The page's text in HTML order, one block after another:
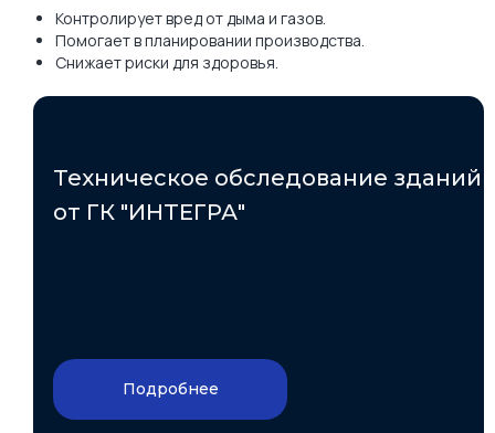
Контролирует вред от дыма и газов.
Помогает в планировании производства.
Снижает риски для здоровья.
Техническое обследование зданий
от ГК "ИНТЕГРА"
Подробнее